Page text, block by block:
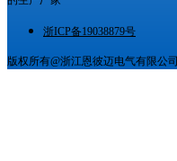
浙ICP备19038879号
版权所有@浙江恩彼迈电气有限公司